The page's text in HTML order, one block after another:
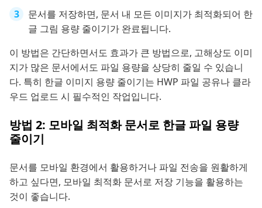
문서를 저장하면, 문서 내 모든 이미지가 최적화되어 한
글 그림 용량 줄이기가 완료됩니다.
이 방법은 간단하면서도 효과가 큰 방법으로, 고해상도 이미
지가 많은 문서에서도 파일 용량을 상당히 줄일 수 있습니
다. 특히 한글 이미지 용량 줄이기는 HWP 파일 공유나 클라
우드 업로드 시 필수적인 작업입니다.
방법 2: 모바일 최적화 문서로 한글 파일 용량
줄이기
문서를 모바일 환경에서 활용하거나 파일 전송을 원활하게
하고 싶다면, 모바일 최적화 문서로 저장 기능을 활용하는
것이 좋습니다.